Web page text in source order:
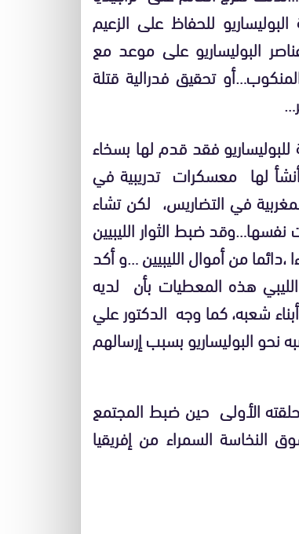
للحفاظ على الزعيم
البوليساريو على موعد مع
تحقيق فدرالية قتلة
فقد قدم لها بسخاء
نفسها الدعم المادي واللوجيسي منذ 1973 وأنشأ لها معسكرات تدريبية في
في التضاريس، لكن تشاء
ضبط الثوار الليبيين
،دائما من أموال الليبيين …و أكد
هذه المعطيات بأن لديه
شعبه، كما وجه الدكتور علي
نحو البوليساريو بسبب إرسالهم
الدراماتيكي من 2011افتتح بحلقته الأولى حين ضبط المجتمع
النخاسة السمراء من إفريقيا